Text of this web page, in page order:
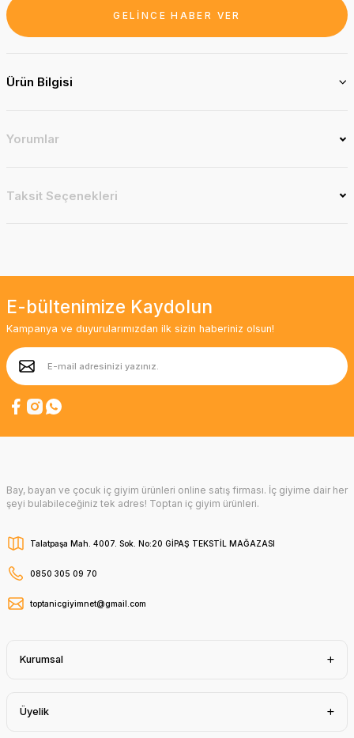
GELİNCE HABER VER
Ürün Bilgisi
Yorumlar
Taksit Seçenekleri
E-bültenimize Kaydolun
Kampanya ve duyurularımızdan ilk sizin haberiniz olsun!
Bay, bayan ve çocuk iç giyim ürünleri online satış firması. İç giyime dair her
şeyi bulabileceğiniz tek adres! Toptan iç giyim ürünleri.
Talatpaşa Mah. 4007. Sok. No:20 GİPAŞ TEKSTİL MAĞAZASI
0850 305 09 70
toptanicgiyimnet@gmail.com
Kurumsal
Üyelik